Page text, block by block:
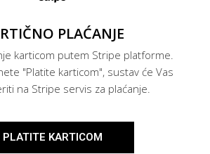
PLAĆANJE
karticom putem Stripe platforme.
"Platite karticom", sustav će Vas
na Stripe servis za plaćanje.
PLATITE KARTICOM